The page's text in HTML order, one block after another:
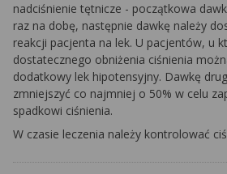
nadciśnienie tętnicze - początkowa
raz na dobę, następnie dawkę należy
reakcji pacjenta na lek. U pacjentów, u
dostatecznego obniżenia ciśnienia
dodatkowy lek hipotensyjny. Dawkę
zmniejszyć co najmniej o 50% w celu
spadkowi ciśnienia.
W czasie leczenia należy kontrolować